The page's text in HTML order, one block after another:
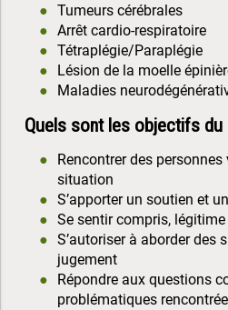
Tumeurs cérébrales
Arrêt cardio-respiratoire
Tétraplégie/Paraplégie
Lésion de la moelle
Maladies
Quels sont les objectifs du
Rencontrer des
situation
S’apporter un soutien et
Se sentir compris,
S’autoriser à aborder des
jugement
Répondre aux questions
problématiques